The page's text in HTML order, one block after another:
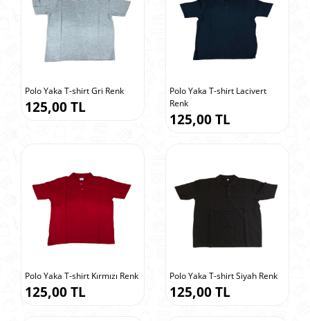
Polo Yaka T-shirt Gri Renk
125,00 TL
Polo Yaka T-shirt Lacivert
Renk
125,00 TL
Polo Yaka T-shirt Kırmızı Renk
125,00 TL
Polo Yaka T-shirt Siyah Renk
125,00 TL